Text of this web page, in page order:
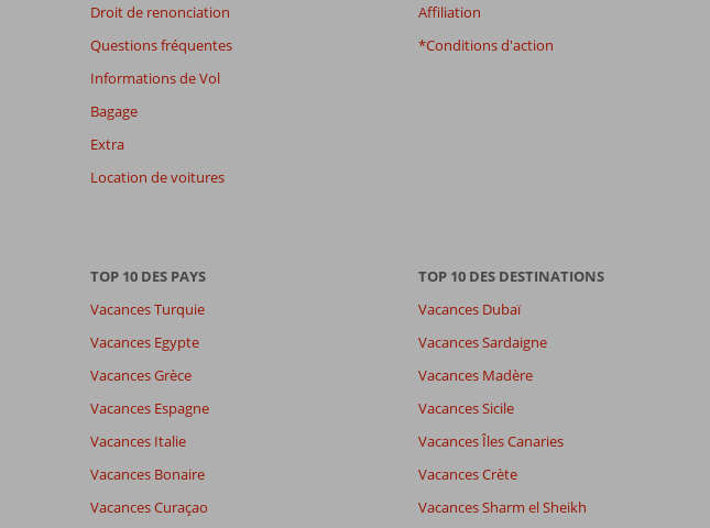
Droit de renonciation
Questions fréquentes
Informations de Vol
Bagage
Extra
Location de voitures
Affiliation
*Conditions d'action
TOP 10 DES PAYS
Vacances Turquie
Vacances Egypte
Vacances Grèce
Vacances Espagne
Vacances Italie
Vacances Bonaire
Vacances Curaçao
TOP 10 DES DESTINATIONS
Vacances Dubaï
Vacances Sardaigne
Vacances Madère
Vacances Sicile
Vacances Îles Canaries
Vacances Crète
Vacances Sharm el Sheikh